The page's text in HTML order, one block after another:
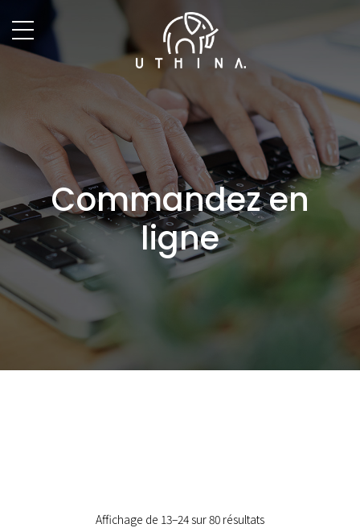
Commandez en
ligne
Affichage de 13–24 sur 80 résultats